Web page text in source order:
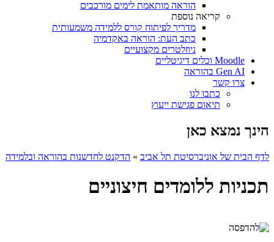
הוראה מותאמת לימים מורכבים
קריאה נוספת
מדריך לפיתוח קורס ללמידה משמעותית
כתב העת: הוראה באקדמיה
ניוזלטרים מקצועיים
Moodle וכלים דיגיטליים
Gen AI בהוראה
צרו קשר
כתבו לנו
תיאום פגישת ייעוץ
הינך נמצא כאן
לדף הבית של אוניברסיטת תל אביב » הדקנט לחדשנות בהוראה ובלמידה
תכניות ללומדים חיצוניים